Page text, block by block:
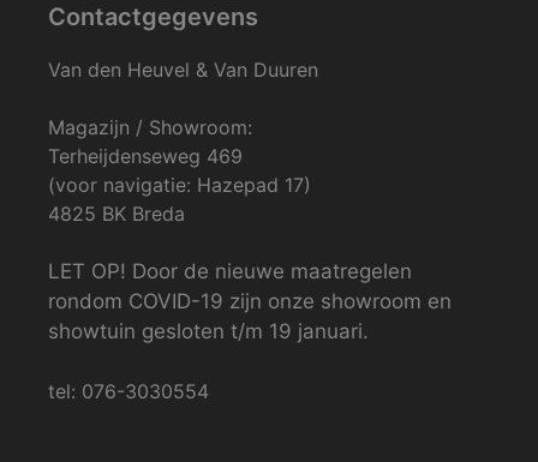
Contactgegevens
Van den Heuvel & Van Duuren
Magazijn / Showroom:
Terheijdenseweg 469
(voor navigatie: Hazepad 17)
4825 BK Breda
LET OP! Door de nieuwe maatregelen
rondom COVID-19 zijn onze showroom en
showtuin gesloten t/m 19 januari.
tel: 076-3030554